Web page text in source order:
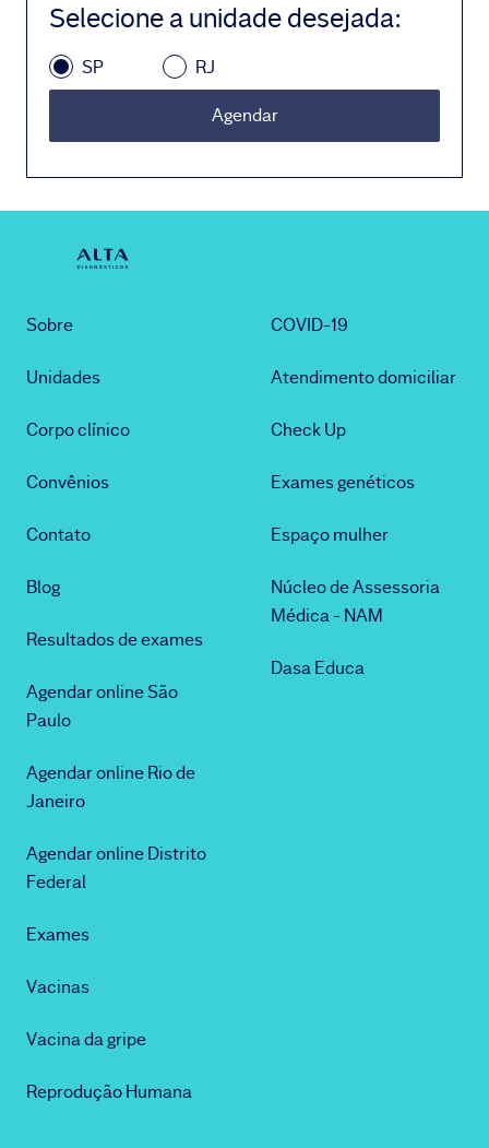
Selecione a unidade desejada:
SP RJ
Agendar
Sobre
Unidades
Corpo clínico
Convênios
Contato
Blog
Resultados de exames
Agendar online São
Paulo
Agendar online Rio de
Janeiro
Agendar online Distrito
Federal
Exames
Vacinas
Vacina da gripe
Reprodução Humana
COVID-19
Atendimento domiciliar
Check Up
Exames genéticos
Espaço mulher
Núcleo de Assessoria
Médica - NAM
Dasa Educa